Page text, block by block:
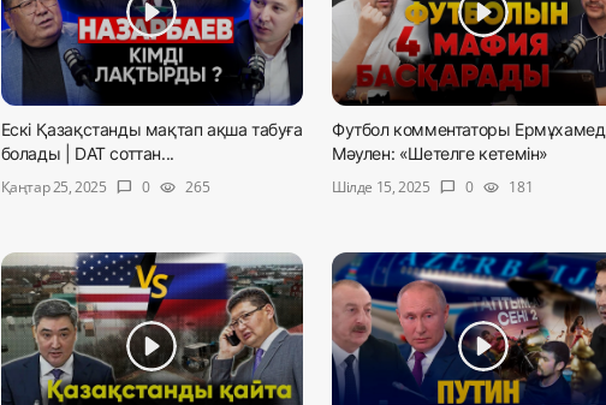
Ескі Қазақстанды мақтап ақша табуға
болады | DAT соттан...
Қаңтар 25, 2025
chat_bubble 0 visibility 265
Футбол комментаторы Ермұхамед
Мәулен: «Шетелге кетемін»
Шілде 15, 2025
chat_bubble 0 visibility 181